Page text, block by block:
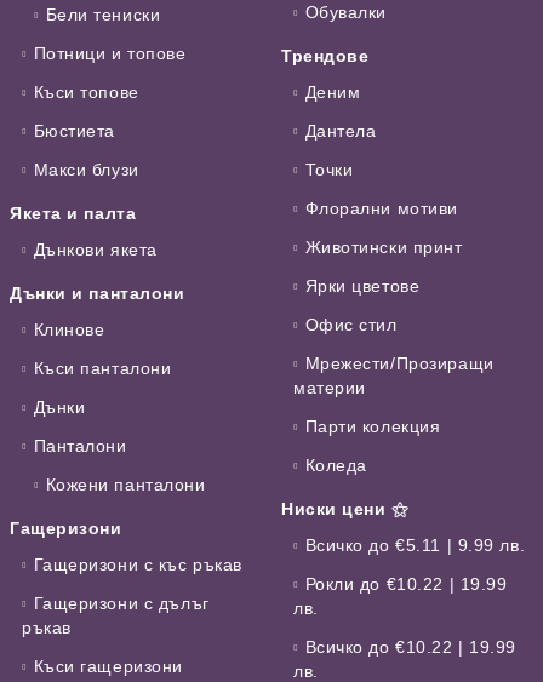
Бели тениски
Потници и топове
Къси топове
Бюстиета
Макси блузи
Якета и палта
Дънкови якета
Дънки и панталони
Клинове
Къси панталони
Дънки
Панталони
Кожени панталони
Гащеризони
Гащеризони с къс ръкав
Гащеризони с дълъг
ръкав
Къси гащеризони
Обувалки
Трендове
Деним
Дантела
Точки
Флорални мотиви
Животински принт
Ярки цветове
Офис стил
Мрежести/Прозиращи
материи
Парти колекция
Коледа
Ниски цени ⚝
Всичко до €5.11 | 9.99 лв.
Рокли до €10.22 | 19.99
лв.
Всичко до €10.22 | 19.99
лв.